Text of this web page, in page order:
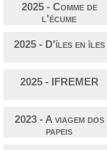
2025 - Comme de
l'écume
2025 - D'îles en îles
2025 - IFREMER
2023 - A viagem dos
papeis